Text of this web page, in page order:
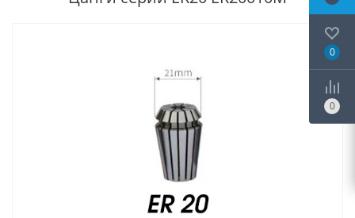
0
0